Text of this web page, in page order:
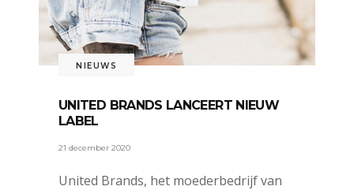
NIEUWS
UNITED BRANDS LANCEERT NIEUW
LABEL
21 december 2020
United Brands, het moederbedrijf van